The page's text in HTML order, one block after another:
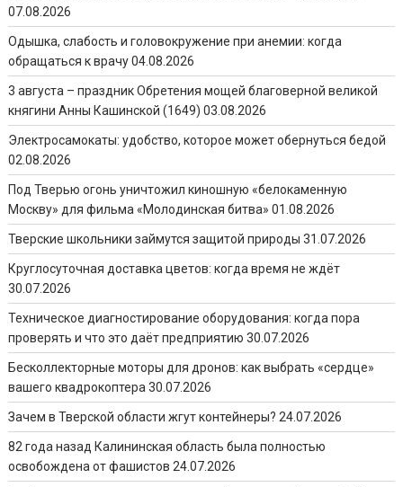
07.08.2026
Одышка, слабость и головокружение при анемии: когда
обращаться к врачу 04.08.2026
3 августа – праздник Обретения мощей благоверной великой
княгини Анны Кашинской (1649) 03.08.2026
Электросамокаты: удобство, которое может обернуться бедой
02.08.2026
Под Тверью огонь уничтожил киношную «белокаменную
Москву» для фильма «Молодинская битва» 01.08.2026
Тверские школьники займутся защитой природы 31.07.2026
Круглосуточная доставка цветов: когда время не ждёт
30.07.2026
Техническое диагностирование оборудования: когда пора
проверять и что это даёт предприятию 30.07.2026
Бесколлекторные моторы для дронов: как выбрать «сердце»
вашего квадрокоптера 30.07.2026
Зачем в Тверской области жгут контейнеры? 24.07.2026
82 года назад Калининская область была полностью
освобождена от фашистов 24.07.2026